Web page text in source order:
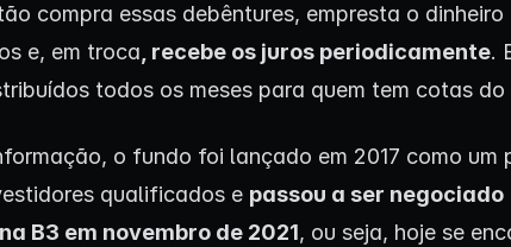
compra essas debêntures, empresta o dinheiro
e, em troca , recebe os juros periodicamente.
todos os meses para quem tem cotas
o fundo foi lançado em 2017 como um
qualificados e passou a ser negociado
B3 em novembro de 2021, ou seja, hoje se